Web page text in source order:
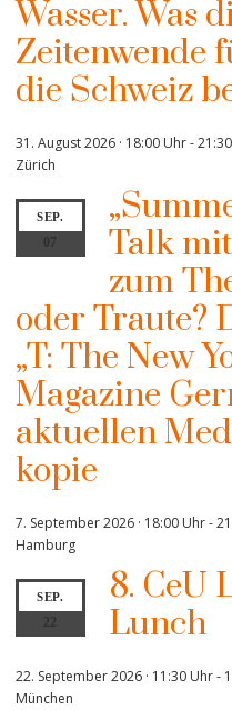
Wasser. Was
Zeitenwende
die Schweiz
31. August 2026 · 18:00 Uhr-
Zürich
SEP.
07
Talk
zum
oder Traute?
„T: The New
Magazine
aktuellen
kopie
7. September 2026 · 18:00 Uhr-
Hamburg
SEP.
22
8. CeU
Lunch
22. September 2026 · 11:30 Uhr-
München